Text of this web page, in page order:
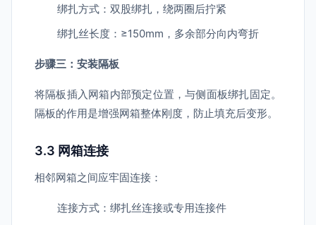
绑扎方式：双股绑扎，绕两圈后拧紧
绑扎丝长度：≥150mm，多余部分向内弯折
步骤三：安装隔板
将隔板插入网箱内部预定位置，与侧面板绑扎固定。
隔板的作用是增强网箱整体刚度，防止填充后变形。
3.3 网箱连接
相邻网箱之间应牢固连接：
连接方式：绑扎丝连接或专用连接件